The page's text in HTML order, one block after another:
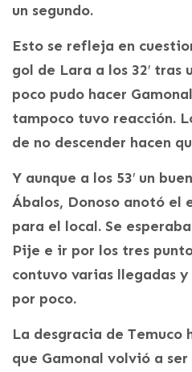
un segundo.
Esto se refleja en
gol de Lara a los 32′ tras
poco pudo hacer
tampoco tuvo reacción.
de no descender hacen
Y aunque a los 53′ un
Ábalos, Donoso anotó
para el local. Se
Pije e ir por los tres
contuvo varias llegadas
por poco.
La desgracia de
que Gamonal volvió a